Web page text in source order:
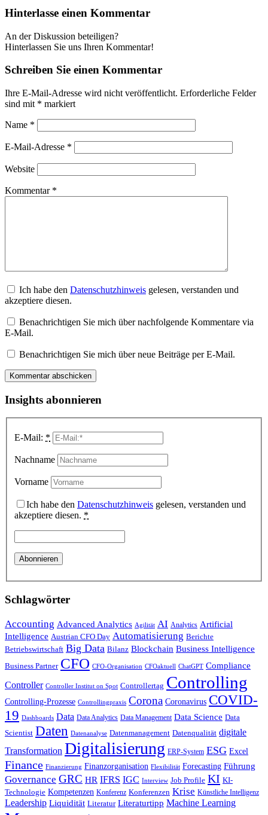
Hinterlasse einen Kommentar
An der Diskussion beteiligen?
Hinterlassen Sie uns Ihren Kommentar!
Schreiben Sie einen Kommentar
Ihre E-Mail-Adresse wird nicht veröffentlicht. Erforderliche Felder
sind mit * markiert
Name *
E-Mail-Adresse *
Website
Kommentar *
Ich habe den Datenschutzhinweis gelesen, verstanden und
akzeptiere diesen.
Benachrichtigen Sie mich über nachfolgende Kommentare via
E-Mail.
Benachrichtigen Sie mich über neue Beiträge per E-Mail.
Insights abonnieren
E-Mail: *
Nachname
Vorname
Ich habe den Datenschutzhinweis gelesen, verstanden und
akzeptiere diesen. *
Schlagwörter
Accounting Advanced Analytics Agilität AI Analytics Artificial
Intelligence Austrian CFO Day Automatisierung Berichte
Betriebswirtschaft Big Data Bilanz Blockchain Business Intelligence
Business Partner CFO CFO-Organisation CFOaktuell ChatGPT Compliance
Controller Controller Institut on Spot Controllertag Controlling
Controlling-Prozesse Controllingpraxis Corona Coronavirus COVID-
19 Dashboards Data Data Analytics Data Management Data Science Data
Scientist Daten Datenanalyse Datenmanagement Datenqualität digitale
Transformation Digitalisierung ERP-System ESG Excel
Finance Finanzierung Finanzorganisation Flexibilität Forecasting Führung
Governance GRC HR IFRS IGC Interview Job Profile KI KI-
Technologie Kompetenzen Konferenz Konferenzen Krise Künstliche Intelligenz
Leadership Liquidität Literatur Literaturtipp Machine Learning